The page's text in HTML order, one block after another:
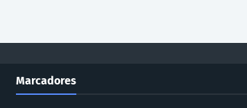
Marcadores